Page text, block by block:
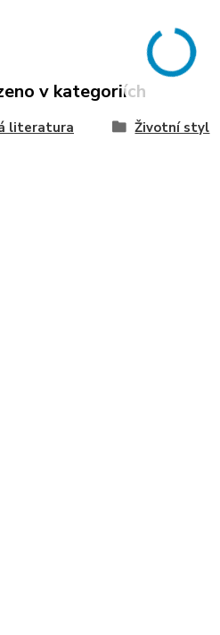
v kategoriích
literatura Životní styl